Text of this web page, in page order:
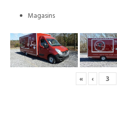
Magasins
« ‹